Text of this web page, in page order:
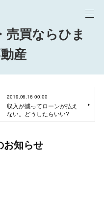
売買ならひま
産
2019.06.16 00:00
収入が減ってローンが払え
ない。どうしたらいい?
お知らせ